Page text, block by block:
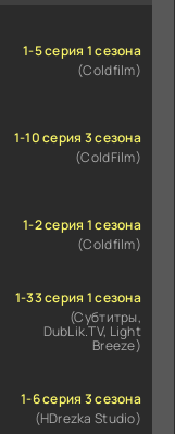
1-5 серия 1 сезона
(Coldfilm)
1-10 серия 3 сезона
(ColdFilm)
1-2 серия 1 сезона
(Coldfilm)
1-33 серия 1 сезона
(Субтитры,
DubLik.TV, Light
Breeze)
1-6 серия 3 сезона
(HDrezka Studio)